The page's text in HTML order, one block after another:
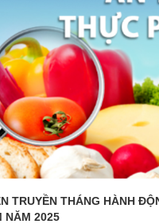
HÀNH ĐỘNG VÌ AN
NĂM 2025